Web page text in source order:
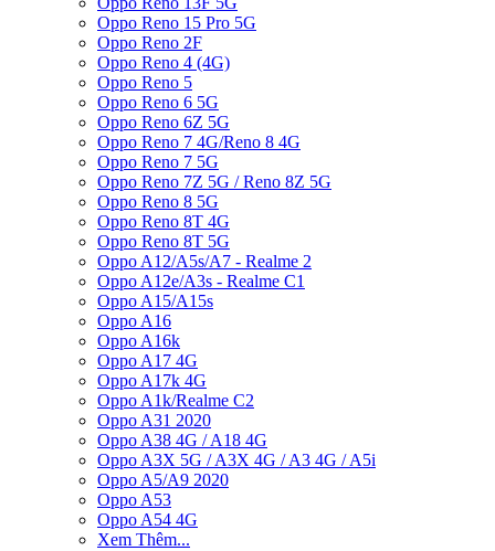
Oppo Reno 15 Pro 5G
Oppo Reno 2F
Oppo Reno 4 (4G)
Oppo Reno 5
Oppo Reno 6 5G
Oppo Reno 6Z 5G
Oppo Reno 7 4G/Reno 8 4G
Oppo Reno 7 5G
Oppo Reno 7Z 5G / Reno 8Z 5G
Oppo Reno 8 5G
Oppo Reno 8T 4G
Oppo Reno 8T 5G
Oppo A12/A5s/A7 - Realme 2
Oppo A12e/A3s - Realme C1
Oppo A15/A15s
Oppo A16
Oppo A16k
Oppo A17 4G
Oppo A17k 4G
Oppo A1k/Realme C2
Oppo A31 2020
Oppo A38 4G / A18 4G
Oppo A3X 5G / A3X 4G / A3 4G / A5i
Oppo A5/A9 2020
Oppo A53
Oppo A54 4G
Xem Thêm...